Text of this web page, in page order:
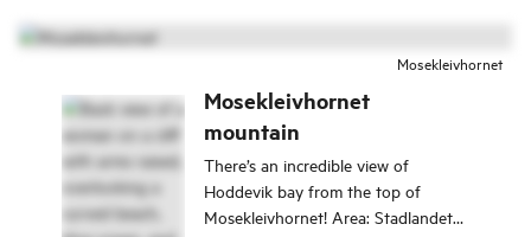
Mosekleivhornet
Mosekleivhornet
mountain
There’s an incredible view of
Hoddevik bay from the top of
Mosekleivhornet! Area: Stadlandet